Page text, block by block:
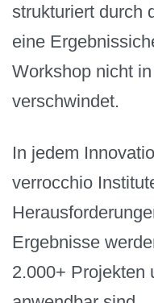
strukturiert durch
eine
Workshop nicht
verschwindet.
In jedem
verrocchio
Ergebnisse
2.000+ Projekten